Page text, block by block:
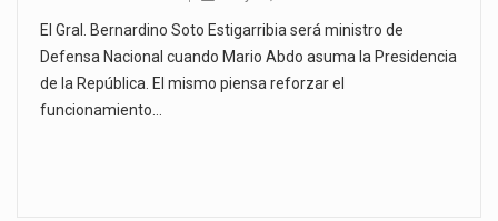
El Gral. Bernardino Soto Estigarribia será ministro de
Defensa Nacional cuando Mario Abdo asuma la Presidencia
de la República. El mismo piensa reforzar el
funcionamiento…